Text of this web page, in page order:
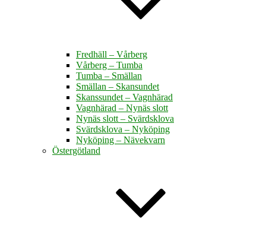
Fredhäll – Vårberg
Vårberg – Tumba
Tumba – Smällan
Smällan – Skansundet
Skanssundet – Vagnhärad
Vagnhärad – Nynäs slott
Nynäs slott – Svärdsklova
Svärdsklova – Nyköping
Nyköping – Nävekvarn
Östergötland